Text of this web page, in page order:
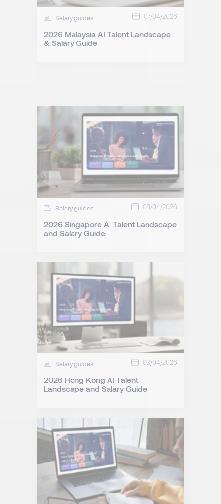
Salary guides 07/04/2026
2026 Malaysia AI Talent Landscape
& Salary Guide
Salary guides 03/04/2026
2026 Singapore AI Talent Landscape
and Salary Guide
Salary guides 03/04/2026
2026 Hong Kong AI Talent
Landscape and Salary Guide